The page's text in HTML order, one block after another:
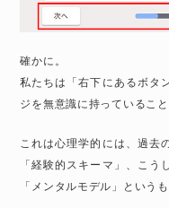
確かに。
私たちは「右下にあるボタ
ジを無意識に持っていること
これは心理学的には、過去
「経験的スキーマ」、こう
「メンタルモデル」という